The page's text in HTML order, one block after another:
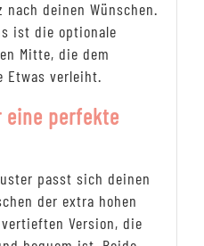
nach deinen Wünschen.
ist die optionale
Mitte, die dem
Etwas verleiht.
eine perfekte
passt sich deinen
der extra hohen
Version, die